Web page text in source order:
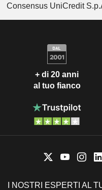
Consensus UniCredit
+ di 20 anni
al tuo fianco
I NOSTRI ESPERTI AL